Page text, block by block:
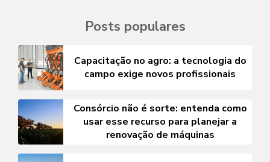
Posts populares
Capacitação no agro: a tecnologia do
campo exige novos profissionais
Consórcio não é sorte: entenda como
usar esse recurso para planejar a
renovação de máquinas